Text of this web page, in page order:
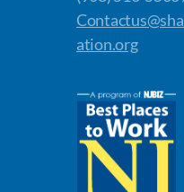
ation.org